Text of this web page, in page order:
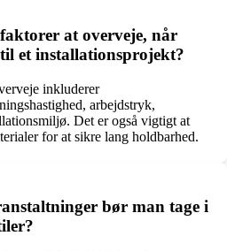
at overveje, når
et installationsprojekt?
inkluderer
arbejdstryk,
Det er også vigtigt at
for at sikre lang holdbarhed.
bør man tage i